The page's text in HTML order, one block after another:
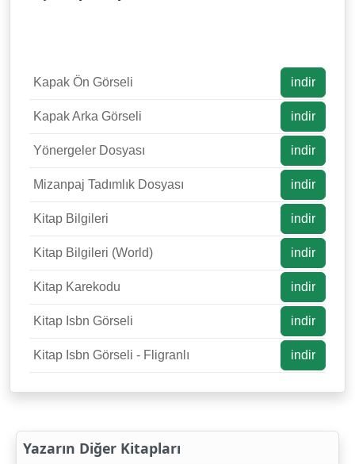
Kapak Ön Görseli indir
Kapak Arka Görseli indir
Yönergeler Dosyası indir
Mizanpaj Tadımlık Dosyası indir
Kitap Bilgileri indir
Kitap Bilgileri (World) indir
Kitap Karekodu indir
Kitap Isbn Görseli indir
Kitap Isbn Görseli - Fligranlı indir
Yazarın Diğer Kitapları